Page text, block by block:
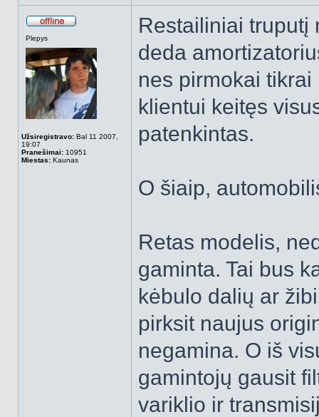
Plepys
Užsiregistravo: Bal 11 2007,
19:07
Pranešimai: 10951
Miestas: Kaunas
Restailiniai truputį
deda
nes pirmokai
klientui keitęs
patenkintas.
O šiaip,
Retas modelis,
gaminta. Tai bus
kėbulo dalių ar
pirksit naujus
negamina. O iš
gamintojų gausit
variklio ir